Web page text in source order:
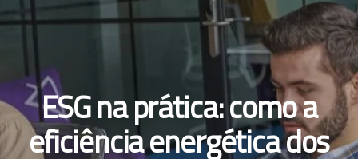
ESG na prática: como a
eficiência energética dos